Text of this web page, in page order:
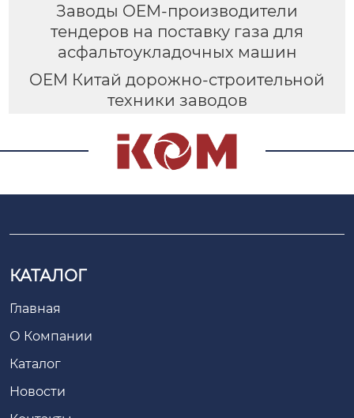
Заводы OEM-производители
тендеров на поставку газа для
асфальтоукладочных машин
OEM Китай дорожно-строительной
техники заводов
КАТАЛОГ
Главная
О Компании
Каталог
Новости